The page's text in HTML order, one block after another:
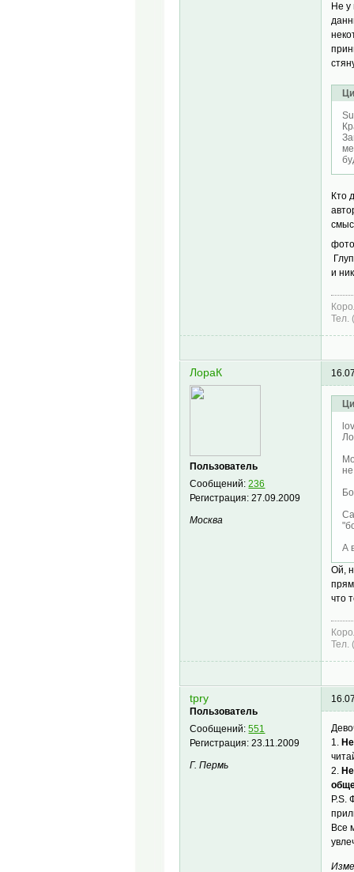
Не у
Кто
и
Тел.
ЛораК
Пользователь
Сообщений:236
Регистрация:27.09.2009
Москва
А
Ой,
что
Тел.
tpry
Пользователь
Сообщений:551
Регистрация:23.11.2009
Г. Пермь
1.
2.
P.S.
Все